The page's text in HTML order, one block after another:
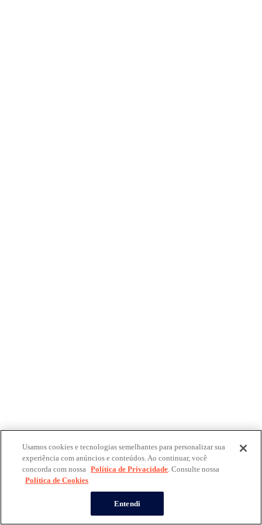
Usamos cookies e tecnologias semelhantes para personalizar sua
experiência com anúncios e conteúdos. Ao continuar, você
concorda com nossa Política de Privacidade. Consulte nossa
Política de Cookies
Entendi